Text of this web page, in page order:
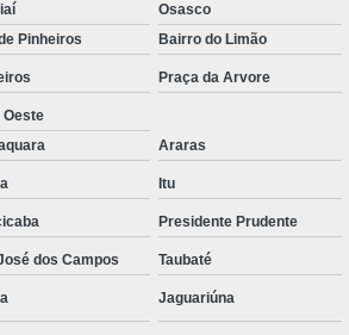
Osasco
Pinheiros Bairro do Limão
Praça da Arvore
Oeste
Araras
Itu
Presidente Prudente
dos Campos Taubaté
Jaguariúna